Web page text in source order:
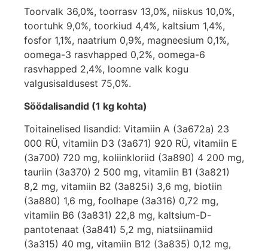
Toorvalk 36,0%, toorrasv 13,0%, niiskus 10,0%,
toortuhk 9,0%, toorkiud 4,4%, kaltsium 1,4%,
fosfor 1,1%, naatrium 0,9%, magneesium 0,1%,
oomega-3 rasvhapped 0,2%, oomega-6
rasvhapped 2,4%, loomne valk kogu
valgusisaldusest 75,0%.
Söödalisandid (1 kg kohta)
Toitainelised lisandid: Vitamiin A (3a672a) 23
000 RÜ, vitamiin D3 (3a671) 920 RÜ, vitamiin E
(3a700) 720 mg, koliinkloriid (3a890) 4 200 mg,
tauriin (3a370) 2 500 mg, vitamiin B1 (3a821)
8,2 mg, vitamiin B2 (3a825i) 3,6 mg, biotiin
(3a880) 1,6 mg, foolhape (3a316) 0,72 mg,
vitamiin B6 (3a831) 22,8 mg, kaltsium-D-
pantotenaat (3a841) 5,2 mg, niatsiinamiid
(3a315) 40 mg, vitamiin B12 (3a835) 0,12 mg,